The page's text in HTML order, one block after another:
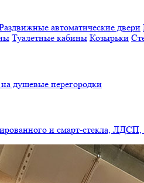
автоматические двери
Туалетные кабины Козырьки
душевые перегородки
и смарт-стекла,